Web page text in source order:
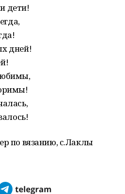
дети!
дней!
по вязанию, с.Лаклы